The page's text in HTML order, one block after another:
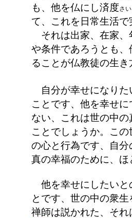
も、他を仏にし済度さ
て、これを日常生活
それは出家、在家、
や条件であろうとも
ることが仏教徒の生き
自分が幸せになりた
ことです、他を幸せ
ない、これは世の中
ことでしょうか。こ
の心と行為です、自
真の幸福のために、
他を幸せにしたいと
とです、世の中の衆生
禅師は説かれた、そ